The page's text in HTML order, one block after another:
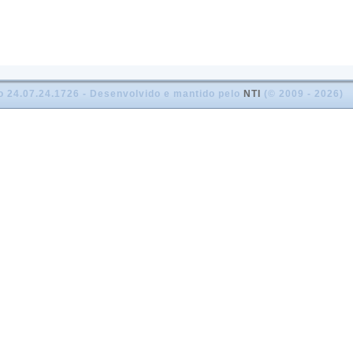
24.07.24.1726 - Desenvolvido e mantido pelo NTI (© 2009 - 2026)